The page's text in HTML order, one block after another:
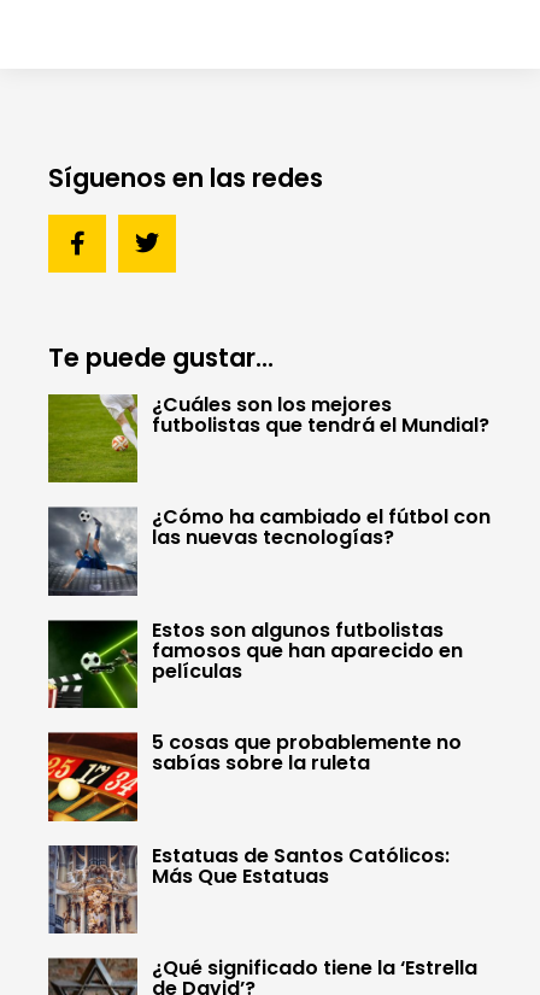
Síguenos en las redes
Te puede gustar...
¿Cuáles son los mejores
futbolistas que tendrá el Mundial?
¿Cómo ha cambiado el fútbol con
las nuevas tecnologías?
Estos son algunos futbolistas
famosos que han aparecido en
películas
5 cosas que probablemente no
sabías sobre la ruleta
Estatuas de Santos Católicos:
Más Que Estatuas
¿Qué significado tiene la ‘Estrella
de David’?